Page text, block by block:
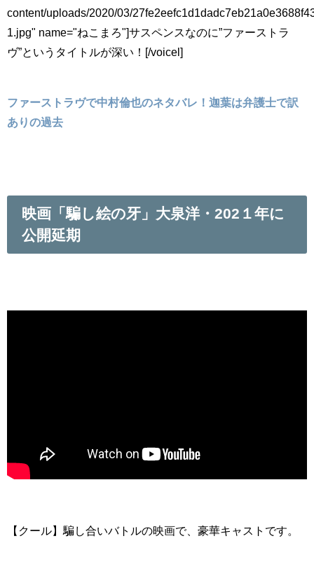
content/uploads/2020/03/
1.jpg" name="ねこまろ"]サスペンスなのに”ファーストラ
ヴ”というタイトルが深い！[/voicel]
ファーストラヴで中村倫也のネタバレ！迦葉は弁護士で訳
ありの過去
映画「騙し絵の牙」大泉洋・202１年に
公開延期
【クール】騙し合いバトルの映画で、豪華キャストです。